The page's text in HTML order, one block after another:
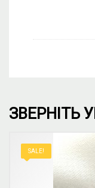
ЗВЕРНІТЬ
SALE!